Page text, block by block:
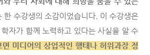
한 수강생의 소감이었습니다. 이 수강생은
자가 함께 노력하고 있다는 사실을 알 수
면 미디어의 상업적인 행태나 허위과장 정